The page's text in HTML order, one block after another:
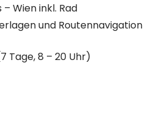
Wien inkl. Rad
und Routennavigation
Tage, 8 – 20 Uhr)